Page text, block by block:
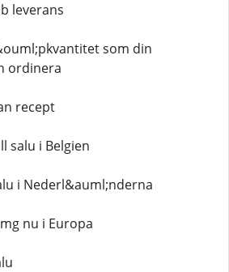
leverans
som din
ordinera
recept
salu i Belgien
i Nederl&auml;nderna
nu i Europa